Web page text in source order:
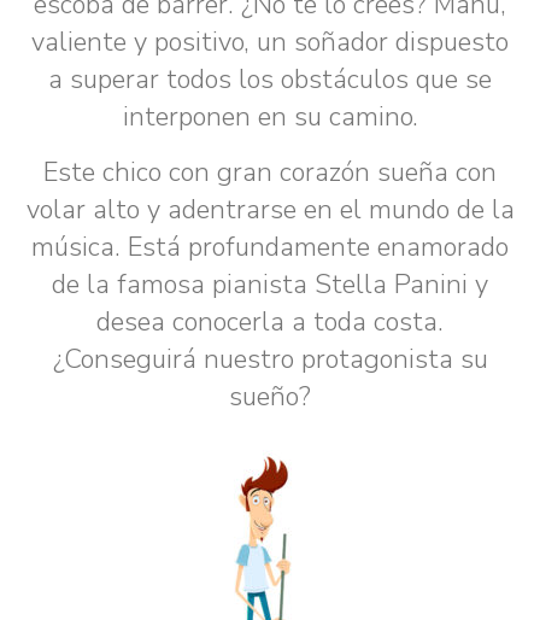
valiente y positivo, un soñador dispuesto
a superar todos los obstáculos que se
interponen en su camino.
Este chico con gran corazón sueña con
volar alto y adentrarse en el mundo de la
música. Está profundamente enamorado
de la famosa pianista Stella Panini y
desea conocerla a toda costa.
¿Conseguirá nuestro protagonista su
sueño?